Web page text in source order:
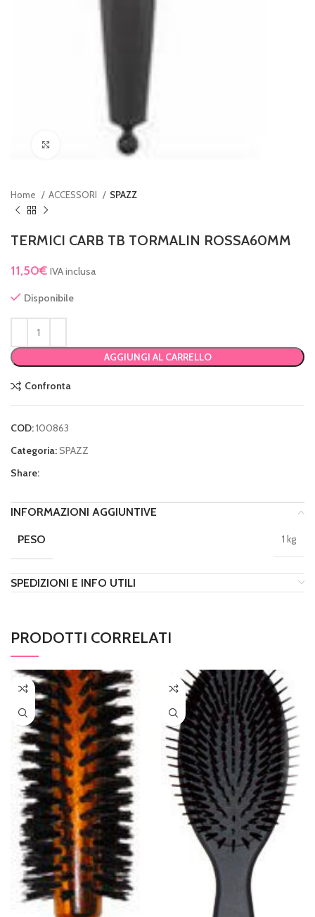
Clicca per ingrandire
Home ACCESSORI SPAZZ
TERMICI CARB TB TORMALIN ROSSA60MM
11,50€ IVA inclusa
Disponibile
AGGIUNGI AL CARRELLO
Confronta
COD:100863
Categoria:SPAZZ
Share:
INFORMAZIONI AGGIUNTIVE
PESO 1 kg
SPEDIZIONI E INFO UTILI
PRODOTTI CORRELATI